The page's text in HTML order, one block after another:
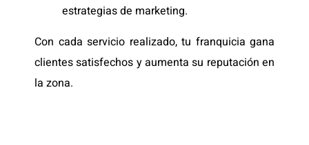
estrategias de marketing.
Con cada servicio realizado, tu franquicia gana
clientes satisfechos y aumenta su reputación en
la zona.